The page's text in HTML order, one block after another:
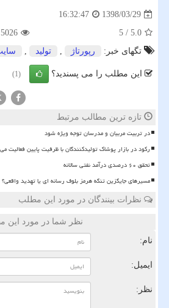
1398/03/29
16:32:47
5.0
/
5
5026
تگهای خبر:
رپورتاژ , تولید ,
این مطلب را می پسندید؟ (1)
تازه ترین مطالب مرتبط
در تربیت مربیان و مدرسان توجه ویژه شود
رکود در بازار پوشاک تولیدکنندگان با ظرفیت پایین فعالیت
تحقق ۶۰ درصدی درآمد نفتی سالانه
مسیرهای جایگزین تنگه هرمز بلوف رسانه ای یا تهدید واقعی؟
نظرات بینندگان در مورد این مطلب
نظر شما در مورد این
نام:
ایمیل:
نظر: